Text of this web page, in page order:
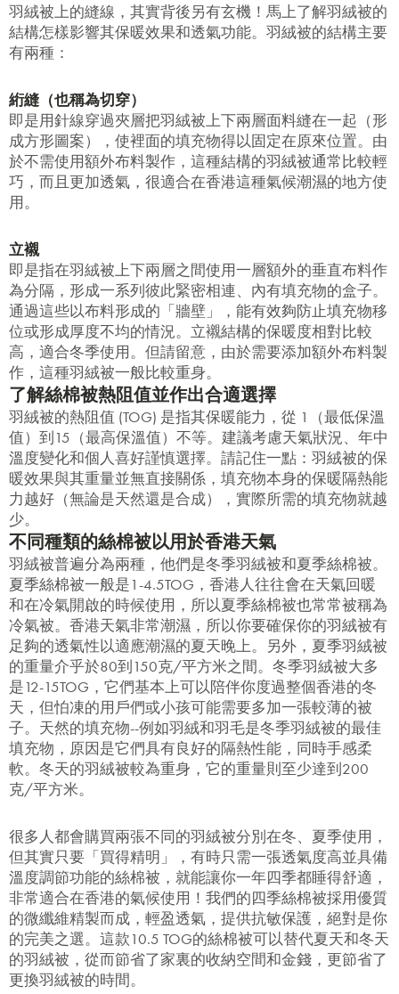
羽絨被上的縫線，其實背後另有玄機！馬上了解羽絨被的
結構怎樣影響其保暖效果和透氣功能。羽絨被的結構主要
有兩種：
絎縫（也稱為切穿）
即是用針線穿過夾層把羽絨被上下兩層面料縫在一起（形
成方形圖案），使裡面的填充物得以固定在原來位置。由
於不需使用額外布料製作，這種結構的羽絨被通常比較輕
巧，而且更加透氣，很適合在香港這種氣候潮濕的地方使
用。
立襯
即是指在羽絨被上下兩層之間使用一層額外的垂直布料作
為分隔，形成一系列彼此緊密相連、內有填充物的盒子。
通過這些以布料形成的「牆壁」，能有效夠防止填充物移
位或形成厚度不均的情況。立襯結構的保暖度相對比較
高，適合冬季使用。但請留意，由於需要添加額外布料製
作，這種羽絨被一般比較重身。
了解絲棉被熱阻值並作出合適選擇
羽絨被的熱阻值 (TOG) 是指其保暖能力，從 1（最低保溫
值）到15（最高保溫值）不等。建議考慮天氣狀況、年中
溫度變化和個人喜好謹慎選擇。請記住一點：羽絨被的保
暖效果與其重量並無直接關係，填充物本身的保暖隔熱能
力越好（無論是天然還是合成），實際所需的填充物就越
少。
不同種類的絲棉被以用於香港天氣
羽絨被普遍分為兩種，他們是冬季羽絨被和夏季絲棉被。
夏季絲棉被一般是1-4.5TOG，香港人往往會在天氣回暖
和在冷氣開啟的時候使用，所以夏季絲棉被也常常被稱為
冷氣被。香港天氣非常潮濕，所以你要確保你的羽絨被有
足夠的透氣性以適應潮濕的夏天晚上。另外，夏季羽絨被
的重量介乎於80到150克/平方米之間。冬季羽絨被大多
是12-15TOG，它們基本上可以陪伴你度過整個香港的冬
天，但怕凍的用戶們或小孩可能需要多加一張較薄的被
子。天然的填充物--例如羽絨和羽毛是冬季羽絨被的最佳
填充物，原因是它們具有良好的隔熱性能，同時手感柔
軟。冬天的羽絨被較為重身，它的重量則至少達到200
克/平方米。
很多人都會購買兩張不同的羽絨被分別在冬、夏季使用，
但其實只要「買得精明」，有時只需一張透氣度高並具備
溫度調節功能的絲棉被，就能讓你一年四季都睡得舒適，
非常適合在香港的氣候使用！我們的四季絲棉被採用優質
的微纖維精製而成，輕盈透氣，提供抗敏保護，絕對是你
的完美之選。這款10.5 TOG的絲棉被可以替代夏天和冬天
的羽絨被，從而節省了家裏的收納空間和金錢，更節省了
更換羽絨被的時間。
千萬不要錯過! 輸入電子郵箱即享獨
家迎新優惠.
提交